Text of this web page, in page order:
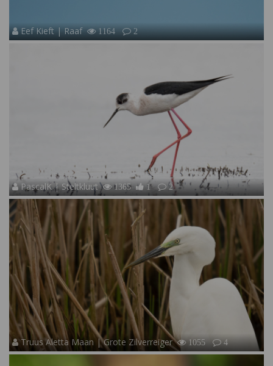
Eef Kieft | Raaf 1164 2
PascalK | Steltkluut 1365 1 2
Truus Aletta Maan | Grote Zilverreiger 1055 4